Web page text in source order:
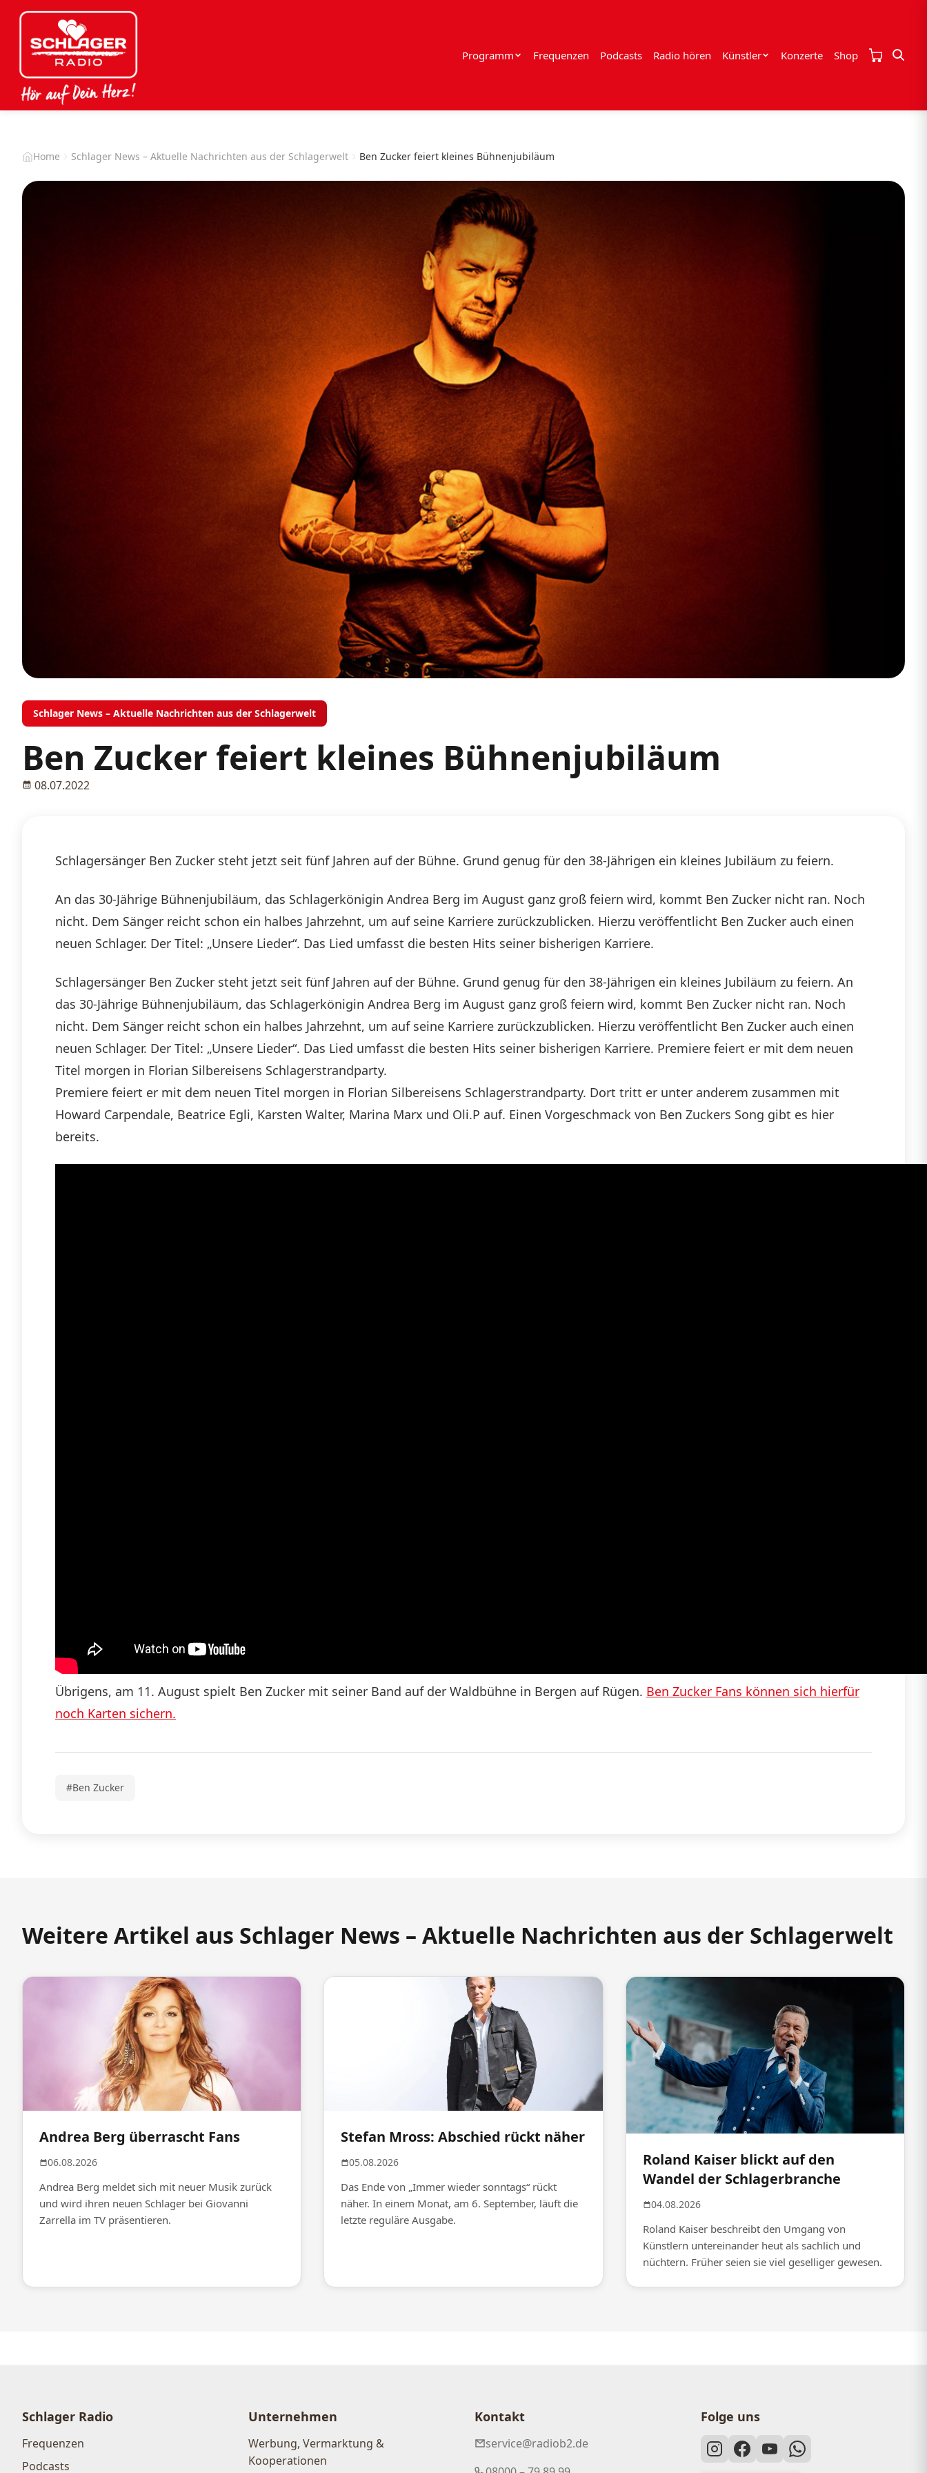
Programm Frequenzen Podcasts Radio hören Künstler Konzerte Shop
Home Schlager News – Aktuelle Nachrichten aus der Schlagerwelt Ben Zucker feiert kleines Bühnenjubiläum
Schlager News – Aktuelle Nachrichten aus der Schlagerwelt
Ben Zucker feiert kleines Bühnenjubiläum
08.07.2022
Schlagersänger Ben Zucker steht jetzt seit fünf Jahren auf der Bühne. Grund genug für den 38-Jährigen ein kleines Jubiläum zu feiern.
An das 30-Jährige Bühnenjubiläum, das Schlagerkönigin Andrea Berg im August ganz groß feiern wird, kommt Ben Zucker nicht ran. Noch
nicht. Dem Sänger reicht schon ein halbes Jahrzehnt, um auf seine Karriere zurückzublicken. Hierzu veröffentlicht Ben Zucker auch einen
neuen Schlager. Der Titel: „Unsere Lieder“. Das Lied umfasst die besten Hits seiner bisherigen Karriere.
Schlagersänger Ben Zucker steht jetzt seit fünf Jahren auf der Bühne. Grund genug für den 38-Jährigen ein kleines Jubiläum zu feiern. An
das 30-Jährige Bühnenjubiläum, das Schlagerkönigin Andrea Berg im August ganz groß feiern wird, kommt Ben Zucker nicht ran. Noch
nicht. Dem Sänger reicht schon ein halbes Jahrzehnt, um auf seine Karriere zurückzublicken. Hierzu veröffentlicht Ben Zucker auch einen
neuen Schlager. Der Titel: „Unsere Lieder“. Das Lied umfasst die besten Hits seiner bisherigen Karriere. Premiere feiert er mit dem neuen
Titel morgen in Florian Silbereisens Schlagerstrandparty.
Premiere feiert er mit dem neuen Titel morgen in Florian Silbereisens Schlagerstrandparty. Dort tritt er unter anderem zusammen mit
Howard Carpendale, Beatrice Egli, Karsten Walter, Marina Marx und Oli.P auf. Einen Vorgeschmack von Ben Zuckers Song gibt es hier
bereits.
Übrigens, am 11. August spielt Ben Zucker mit seiner Band auf der Waldbühne in Bergen auf Rügen. Ben Zucker Fans können sich hierfür
noch Karten sichern.
#Ben Zucker
Weitere Artikel aus Schlager News – Aktuelle Nachrichten aus der Schlagerwelt
Andrea Berg überrascht Fans
06.08.2026
Andrea Berg meldet sich mit neuer Musik zurück
und wird ihren neuen Schlager bei Giovanni
Zarrella im TV präsentieren.
Stefan Mross: Abschied rückt näher
05.08.2026
Das Ende von „Immer wieder sonntags“ rückt
näher. In einem Monat, am 6. September, läuft die
letzte reguläre Ausgabe.
Roland Kaiser blickt auf den
Wandel der Schlagerbranche
04.08.2026
Roland Kaiser beschreibt den Umgang von
Künstlern untereinander heut als sachlich und
nüchtern. Früher seien sie viel geselliger gewesen.
Schlager Radio
Frequenzen
Podcasts
Unternehmen
Werbung, Vermarktung &
Kooperationen
Kontakt
service@radiob2.de
Folge uns